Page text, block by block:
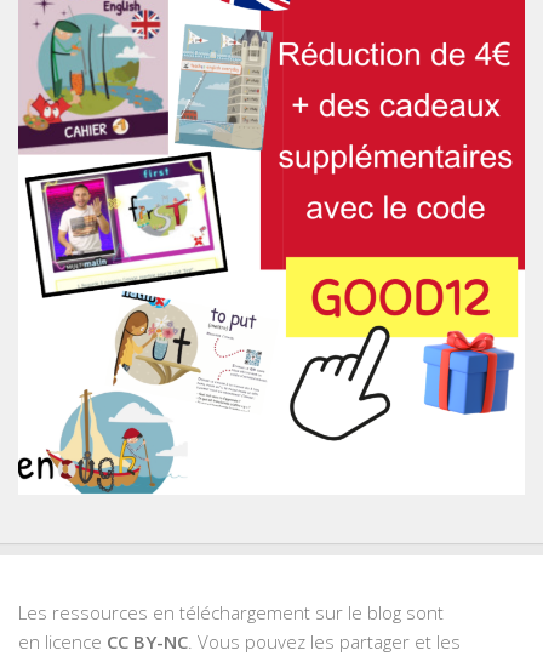
Les ressources en téléchargement sur le blog sont
en licence CC BY-NC. Vous pouvez les partager et les